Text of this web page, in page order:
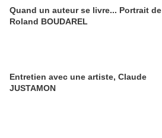
Quand un auteur se livre... Portrait de
Roland BOUDAREL
Entretien avec une artiste, Claude
JUSTAMON